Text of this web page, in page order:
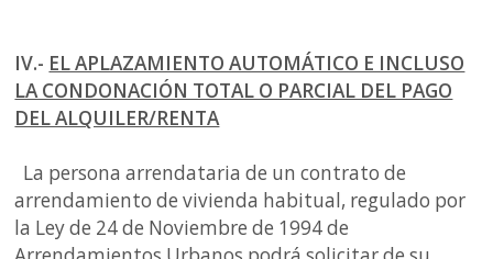
IV.- EL APLAZAMIENTO AUTOMÁTICO E INCLUSO
LA CONDONACIÓN TOTAL O PARCIAL DEL PAGO
DEL ALQUILER/RENTA
La persona arrendataria de un contrato de
arrendamiento de vivienda habitual, regulado por
la Ley de 24 de Noviembre de 1994 de